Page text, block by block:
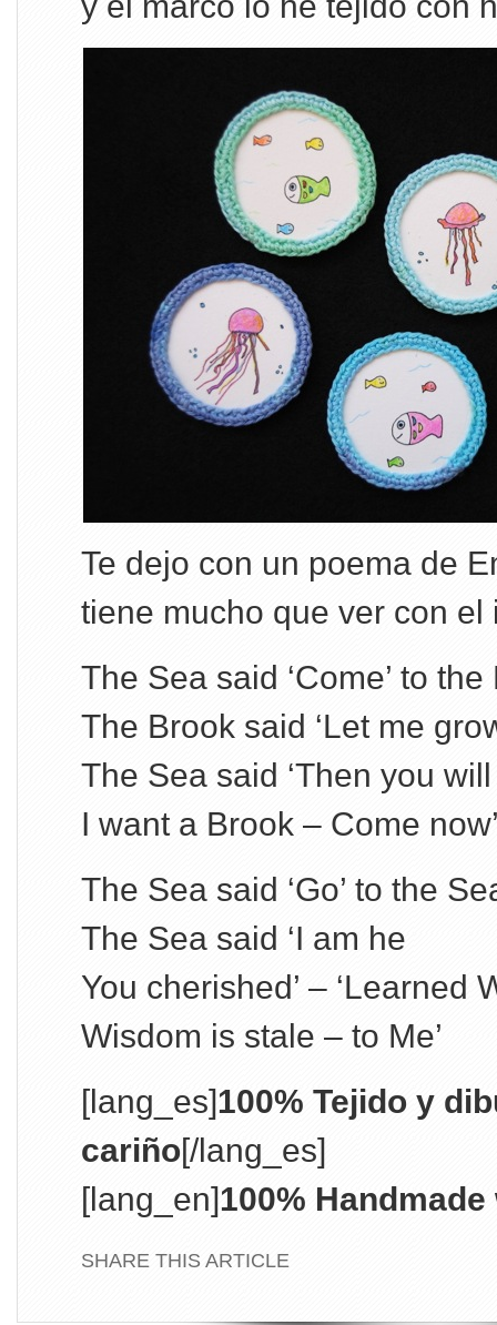
Te dejo con un poema de
tiene mucho que ver con el
The Sea said ‘Come’ to
The Brook said ‘Let me
The Sea said ‘Then you will
I want a Brook – Come
The Sea said ‘Go’ to the
The Sea said ‘I am he
You cherished’ – ‘Learned
Wisdom is stale – to Me’
[lang_es]100% Tejido y
cariño[/lang_es]
[lang_en]100%
SHARE THIS ARTICLE